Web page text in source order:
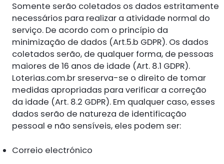
Somente serão coletados os dados estritamente
necessários para realizar a atividade normal do
serviço. De acordo com o princípio da
minimização de dados (Art.5.b GDPR). Os dados
coletados serão, de qualquer forma, de pessoas
maiores de 16 anos de idade (Art. 8.1 GDPR).
Loterias.com.br sreserva-se o direito de tomar
medidas apropriadas para verificar a correção
da idade (Art. 8.2 GDPR). Em qualquer caso, esses
dados serão de natureza de identificação
pessoal e não sensíveis, eles podem ser:
Correio electrónico